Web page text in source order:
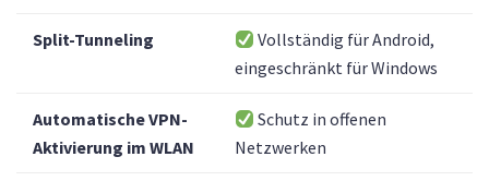
Split-Tunneling
Vollständig für Android,
eingeschränkt für Windows
Automatische VPN-
Aktivierung im WLAN
Schutz in offenen
Netzwerken